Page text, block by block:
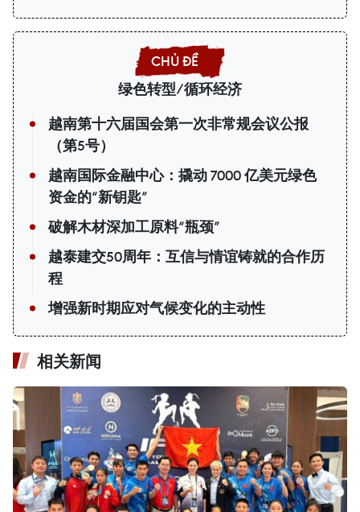
绿色转型/循环经济
越南第十六届国会第一次非常规会议公报
（第5号）
越南国际金融中心：撬动 7000 亿美元绿色
资金的“新钥匙”
破解木材深加工原料“瓶颈”
越泰建交50周年：互信与情谊铸就的合作历
程
增强新时期应对气候变化的主动性
相关新闻